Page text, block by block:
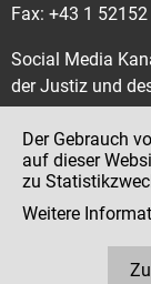
Fax: +43 1
Social Media
der Justiz und
Impressum
Datenschutz
Der Gebrauch
auf dieser
zu
Weitere